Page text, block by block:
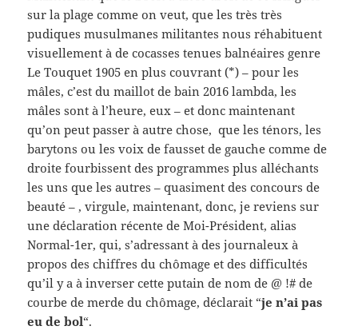
sur la plage comme on veut, que les très très
pudiques musulmanes militantes nous réhabituent
visuellement à de cocasses tenues balnéaires genre
Le Touquet 1905 en plus couvrant (*) – pour les
mâles, c’est du maillot de bain 2016 lambda, les
mâles sont à l’heure, eux – et donc maintenant
qu’on peut passer à autre chose, que les ténors, les
barytons ou les voix de fausset de gauche comme de
droite fourbissent des programmes plus alléchants
les uns que les autres – quasiment des concours de
beauté – , virgule, maintenant, donc, je reviens sur
une déclaration récente de Moi-Président, alias
Normal-1er, qui, s’adressant à des journaleux à
propos des chiffres du chômage et des difficultés
qu’il y a à inverser cette putain de nom de @ !# de
courbe de merde du chômage, déclarait “je n’ai pas
eu de bol“.